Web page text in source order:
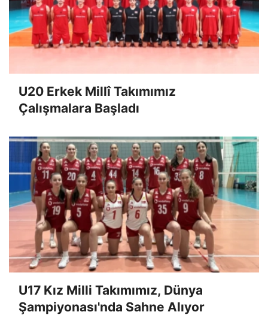
U20 Erkek Millî Takımımız
Çalışmalara Başladı
U17 Kız Milli Takımımız, Dünya
Şampiyonası'nda Sahne Alıyor